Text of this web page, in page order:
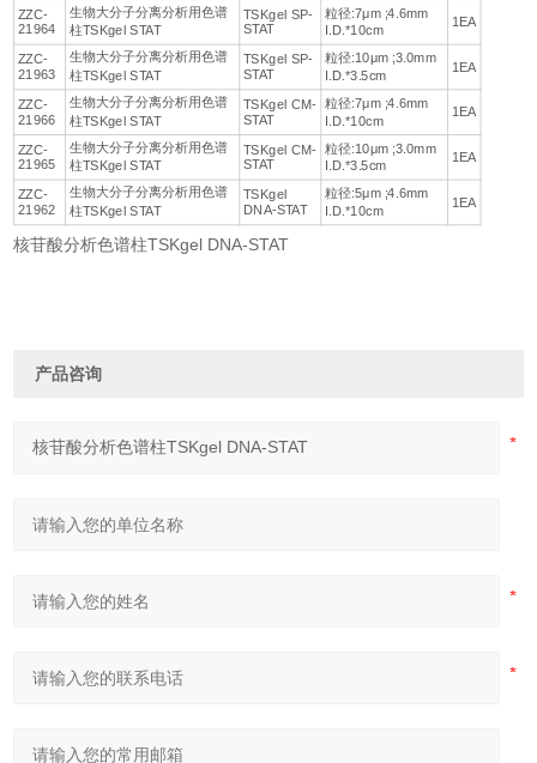
ZZC-
21964
生物大分子分离分析用色谱
柱TSKgel STAT
TSKgel SP-
STAT
粒径:7μm ;4.6mm
I.D.*10cm
1EA
ZZC-
21963
生物大分子分离分析用色谱
柱TSKgel STAT
TSKgel SP-
STAT
粒径:10μm ;3.0mm
I.D.*3.5cm
1EA
ZZC-
21966
生物大分子分离分析用色谱
柱TSKgel STAT
TSKgel CM-
STAT
粒径:7μm ;4.6mm
I.D.*10cm
1EA
ZZC-
21965
生物大分子分离分析用色谱
柱TSKgel STAT
TSKgel CM-
STAT
粒径:10μm ;3.0mm
I.D.*3.5cm
1EA
ZZC-
21962
生物大分子分离分析用色谱
柱TSKgel STAT
TSKgel
DNA-STAT
粒径:5μm ;4.6mm
I.D.*10cm
1EA
核苷酸分析色谱柱TSKgel DNA-STAT
产品咨询